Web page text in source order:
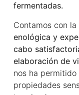
fermentadas.
Contamos con
enológica y
cabo
elaboración de
nos ha
propiedades